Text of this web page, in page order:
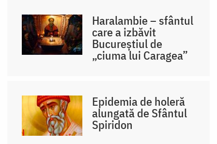
Haralambie – sfântul
care a izbăvit
Bucureștiul de
„ciuma lui Caragea”
Epidemia de holeră
alungată de Sfântul
Spiridon